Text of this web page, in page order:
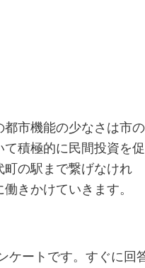
市機能の少なさは市の
積極的に民間投資を促
の駅まで繋げなけれ
きかけていきます。
ケートです。すぐに回